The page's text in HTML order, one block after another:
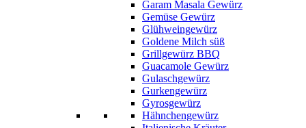
Garam Masala Gewürz
Gemüse Gewürz
Glühweingewürz
Goldene Milch süß
Grillgewürz BBQ
Guacamole Gewürz
Gulaschgewürz
Gurkengewürz
Gyrosgewürz
Hähnchengewürz